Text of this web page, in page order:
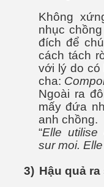
Không
nhục
đích để
cách tách
với lý do có
cha:
Ngoài ra
mấy đứa
anh chồng.
“Elle utilise
sur moi.
3) Hậu quả ra